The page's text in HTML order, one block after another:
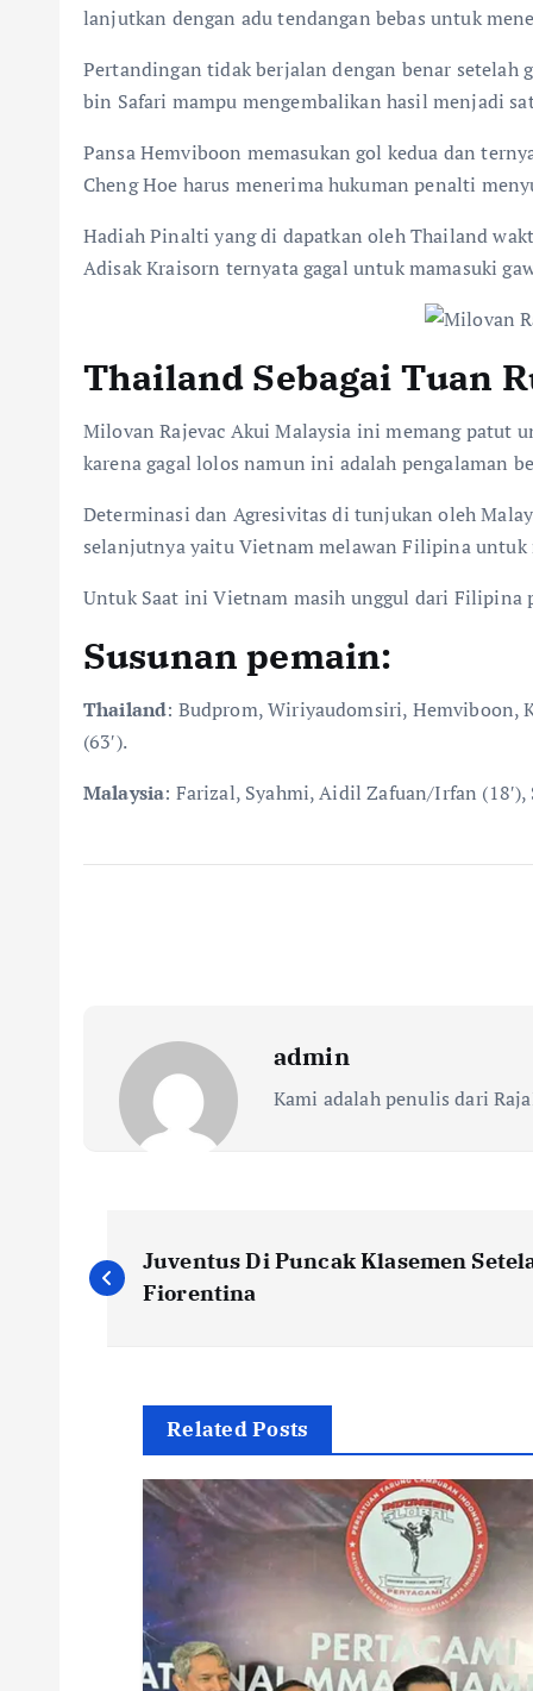
lanjutkan dengan adu tendangan bebas untuk
Pertandingan tidak berjalan dengan benar setelah
bin Safari mampu mengembalikan hasil menjadi
Pansa Hemviboon memasukan gol kedua dan
Cheng Hoe harus menerima hukuman penalti
Hadiah Pinalti yang di dapatkan oleh Thailand
Adisak Kraisorn ternyata gagal untuk mamasuki
Thailand Sebagai Tuan
Milovan Rajevac Akui Malaysia ini memang patut
karena gagal lolos namun ini adalah pengalaman
Determinasi dan Agresivitas di tunjukan oleh
selanjutnya yaitu Vietnam melawan Filipina
Untuk Saat ini Vietnam masih unggul dari Filipina
Susunan pemain:
Thailand: Budprom, Wiriyaudomsiri, Hemviboon,
(63′).
Malaysia: Farizal, Syahmi, Aidil Zafuan/Irfan
admin
Kami adalah penulis dari
N
a
Juventus Di Puncak Klasemen
Fiorentina
Related Posts